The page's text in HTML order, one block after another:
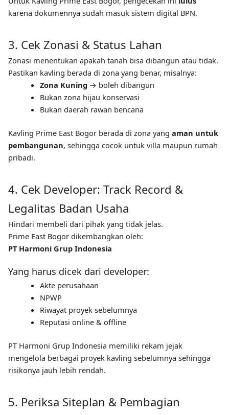
karena dokumennya sudah masuk sistem digital BPN.
3. Cek Zonasi & Status Lahan
Zonasi menentukan apakah tanah bisa dibangun atau tidak.
Pastikan kavling berada di zona yang benar, misalnya:
Zona Kuning → boleh dibangun
Bukan zona hijau konservasi
Bukan daerah rawan bencana
Kavling Prime East Bogor berada di zona yang aman untuk
pembangunan, sehingga cocok untuk villa maupun rumah
pribadi.
4. Cek Developer: Track Record &
Legalitas Badan Usaha
Hindari membeli dari pihak yang tidak jelas.
Prime East Bogor dikembangkan oleh:
PT Harmoni Grup Indonesia
Yang harus dicek dari developer:
Akte perusahaan
NPWP
Riwayat proyek sebelumnya
Reputasi online & offline
PT Harmoni Grup Indonesia memiliki rekam jejak
mengelola berbagai proyek kavling sebelumnya sehingga
risikonya jauh lebih rendah.
5. Periksa Siteplan & Pembagian